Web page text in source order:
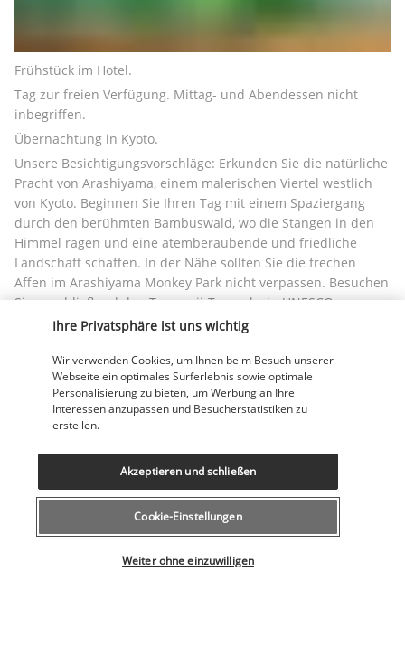
Frühstück im Hotel.
Tag zur freien Verfügung. Mittag- und Abendessen nicht
inbegriffen.
Übernachtung in Kyoto.
Unsere Besichtigungsvorschläge: Erkunden Sie die natürliche
Pracht von Arashiyama, einem malerischen Viertel westlich
von Kyoto. Beginnen Sie Ihren Tag mit einem Spaziergang
durch den berühmten Bambuswald, wo die Stangen in den
Himmel ragen und eine atemberaubende und friedliche
Landschaft schaffen. In der Nähe sollten Sie die frechen
Affen im Arashiyama Monkey Park nicht verpassen. Besuchen
Sie anschließend den Tenryu-ji-Tempel, ein UNESCO-
Weltkulturerbe, und schlendern Sie durch seine Zen-Gärten.
Fluss, um die spektakulären Landschaften der grünen Täler
zu bewundern.
TAG 9 | Historisches Hiroshima
Ihre Privatsphäre ist uns wichtig
Wir verwenden Cookies, um Ihnen beim Besuch unserer
Webseite ein optimales Surferlebnis sowie optimale
Personalisierung zu bieten, um Werbung an Ihre
Interessen anzupassen und Besucherstatistiken zu
erstellen.
Cookie-Einstellungen
Weiter ohne einzuwilligen
Akzeptieren und schließen